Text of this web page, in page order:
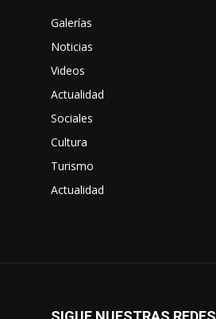
Galerías
Noticias
Videos
Actualidad
Sociales
Cultura
Turismo
Actualidad